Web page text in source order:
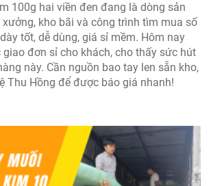
100g hai viền đen đang là dòng sản
kho bãi và công trình tìm mua số
tốt, dễ dùng, giá sỉ mềm. Hôm nay
đơn sỉ cho khách, cho thấy sức hút
này. Cần nguồn bao tay len sẵn kho,
Thu Hồng để được báo giá nhanh!